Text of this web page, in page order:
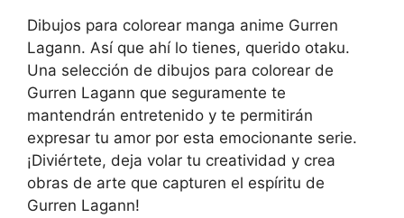
Dibujos para colorear manga anime Gurren
Lagann. Así que ahí lo tienes, querido otaku.
Una selección de dibujos para colorear de
Gurren Lagann que seguramente te
mantendrán entretenido y te permitirán
expresar tu amor por esta emocionante serie.
¡Diviértete, deja volar tu creatividad y crea
obras de arte que capturen el espíritu de
Gurren Lagann!